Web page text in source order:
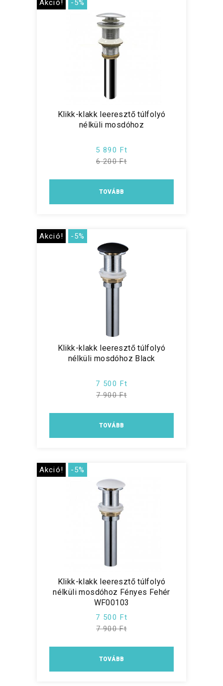
Akció! -5%
Klikk-klakk leeresztő túlfolyó
nélküli mosdóhoz
5 890 Ft
6 200 Ft
TOVÁBB
Akció! -5%
Klikk-klakk leeresztő túlfolyó
nélküli mosdóhoz Black
7 500 Ft
7 900 Ft
TOVÁBB
Akció! -5%
Klikk-klakk leeresztő túlfolyó
nélküli mosdóhoz Fényes Fehér
WF00103
7 500 Ft
7 900 Ft
TOVÁBB